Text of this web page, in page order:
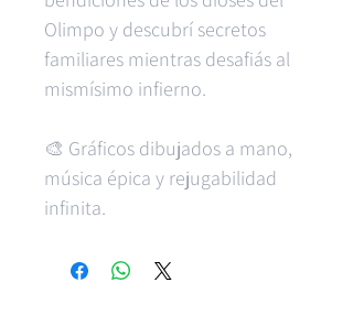
Olimpo y descubrí secretos
familiares mientras desafiás al
mismísimo infierno.
🎨 Gráficos dibujados a mano,
música épica y rejugabilidad
infinita.